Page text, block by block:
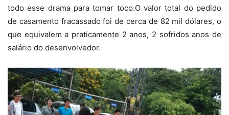
todo esse drama para tomar toco.O valor total do pedido
de casamento fracassado foi de cerca de 82 mil dólares, o
que equivalem a praticamente 2 anos, 2 sofridos anos de
salário do desenvolvedor.